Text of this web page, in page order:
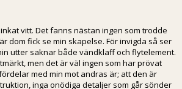
vitt. Det fanns nästan ingen som trodde
dom fick se min skapelse. För invigda så ser
utter saknar både vändklaff och flytelement.
men det är väl ingen som har prövat
med min mot andras är; att den är
inga onödiga detaljer som går sönder